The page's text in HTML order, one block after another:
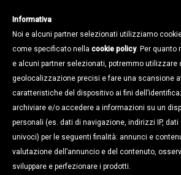
Informativa
Noi e alcuni partner selezionati utilizziamo
come specificato nella cookie policy. Per quanto
e alcuni partner selezionati, potremmo utilizzare
geolocalizzazione precisi e fare una scansione
caratteristiche del dispositivo ai fini
archiviare e/o accedere a informazioni su un
personali (es. dati di navigazione, indirizzi IP,
univoci) per le seguenti finalità: annunci e
valutazione dell’annuncio e del contenuto,
sviluppare e perfezionare i prodotti.